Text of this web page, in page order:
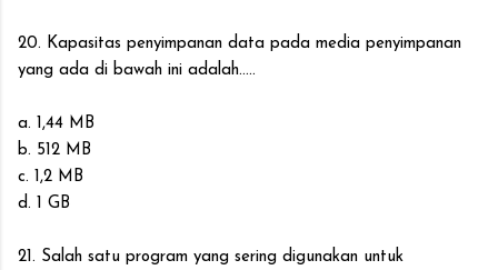
20. Kapasitas penyimpanan data pada media penyimpanan
yang ada di bawah ini adalah.....
a. 1,44 MB
b. 512 MB
c. 1,2 MB
d. 1 GB
21. Salah satu program yang sering digunakan untuk